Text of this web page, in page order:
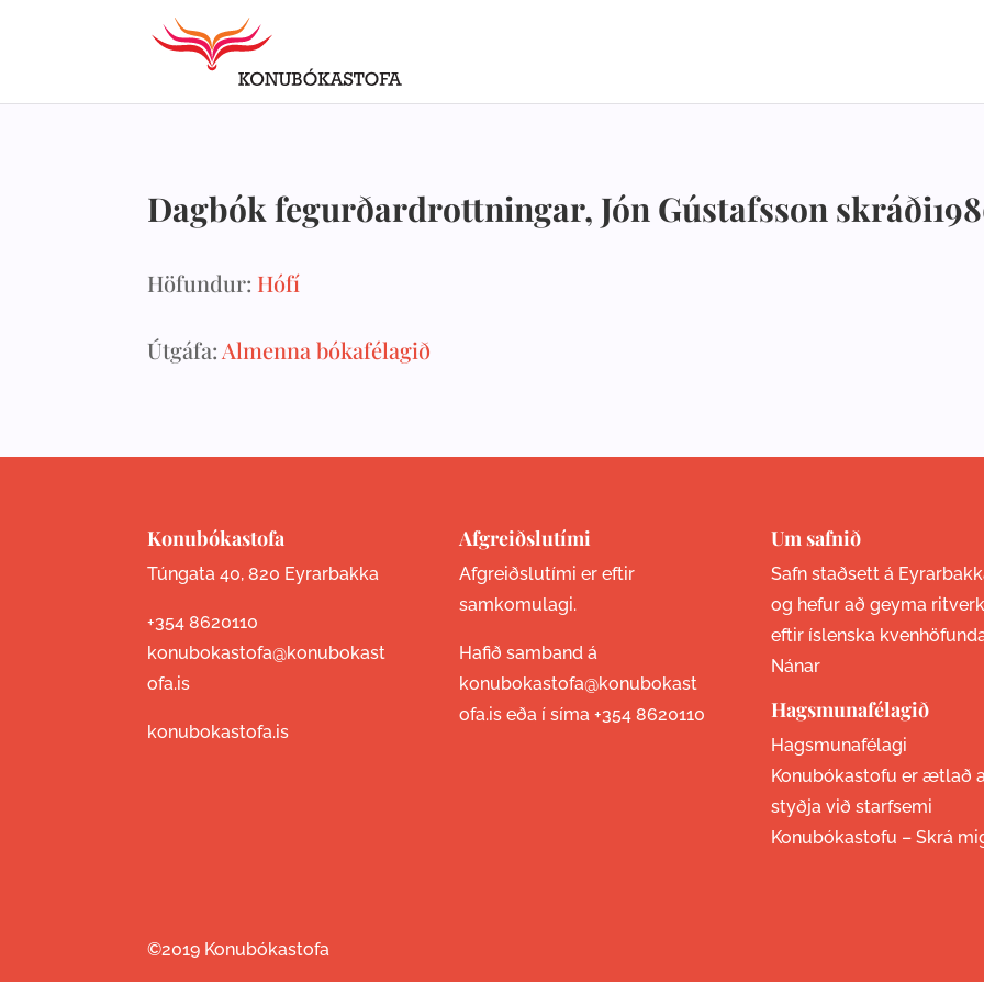
Dagbók fegurðardrottningar, Jón Gústafsson
Höfundur: Hófí
Útgáfa: Almenna bókafélagið
Konubókastofa
Túngata 40, 820 Eyrarbakka
+354 8620110
konubokastofa@konubokast
ofa.is
konubokastofa.is
Afgreiðslutími
Afgreiðslutími er eftir
samkomulagi.
Hafið samband á
konubokastofa@konubokast
ofa.is eða í síma +354 8620110
Um safnið
Safn staðsett á
og hefur að geyma ritverk
eftir íslenska
Nánar
Hagsmunafélagið
Hagsmunafélagi
Konubókastofu er ætlað
styðja við starfsemi
Konubókastofu – Skrá
©2019 Konubókastofa